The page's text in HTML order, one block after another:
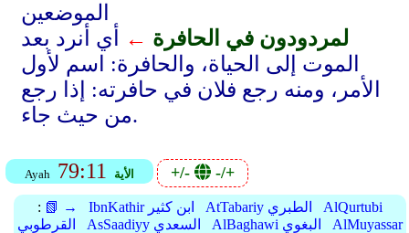
الموضعين
لمردودون في الحافرة ←
أي أنرد بعد
الموت إلى الحياة، والحافرة: اسم لأول
الأمر، ومنه رجع فلان في حافرته: إذا رجع
من حيث جاء.
Ayah 79:11 الأية +/- -/+
: 📗 → IbnKathir ابن كثير AtTabariy الطبري
AlQurtubi
القرطوبي
AsSaadiyy السعدي AlBaghawi البغوي
AlMuyassar